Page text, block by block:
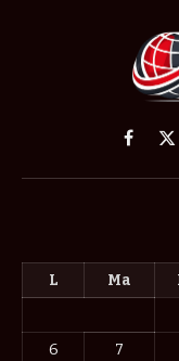
X
L
Ma
6
7